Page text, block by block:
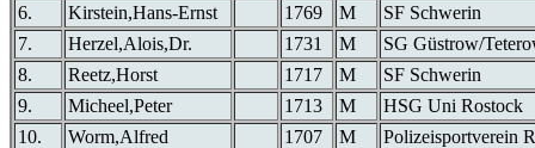
6.
Kirstein,Hans-Ernst 1769 M
SF Schwerin
7.
Herzel,Alois,Dr. 1731 M
SG Güstrow/
8.
Reetz,Horst 1717 M
SF Schwerin
9.
Micheel,Peter 1713 M
HSG Uni Rostock
10.
Worm,Alfred 1707 M
Polizeisportverein R